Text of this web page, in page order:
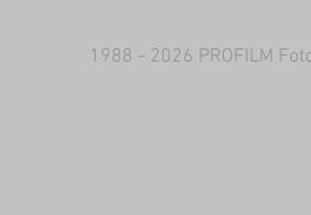
1988 - 2026 PROFILM